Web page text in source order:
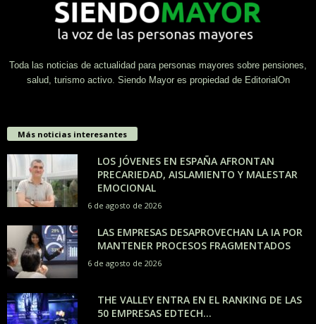
Toda las noticias de actualidad para personas mayores sobre pensiones,
salud, turismo activo. Siendo Mayor es propiedad de EditorialOn
Más noticias interesantes
LOS JÓVENES EN ESPAÑA AFRONTAN
PRECARIEDAD, AISLAMIENTO Y MALESTAR
EMOCIONAL
6 de agosto de 2026
LAS EMPRESAS DESAPROVECHAN LA IA POR
MANTENER PROCESOS FRAGMENTADOS
6 de agosto de 2026
THE VALLEY ENTRA EN EL RANKING DE LAS
50 EMPRESAS EDTECH...